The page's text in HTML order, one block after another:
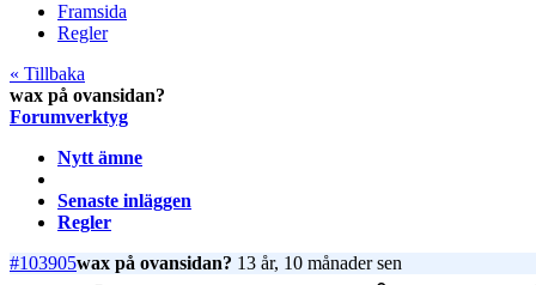
Framsida
Regler
« Tillbaka
wax på ovansidan?
Forumverktyg
Nytt ämne
Senaste inläggen
Regler
#103905wax på ovansidan? 13 år, 10 månader sen